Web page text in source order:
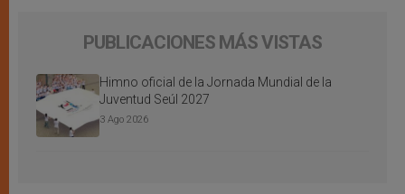
PUBLICACIONES MÁS VISTAS
Himno oficial de la Jornada Mundial de la
Juventud Seúl 2027
3 Ago 2026